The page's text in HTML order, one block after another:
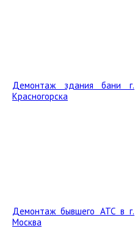
Демонтаж здания бани г.
Красногорска
Демонтаж бывшего АТС в г.
Москва